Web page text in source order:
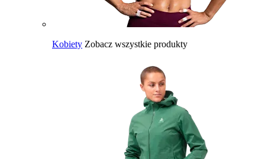
Kobiety Zobacz wszystkie produkty